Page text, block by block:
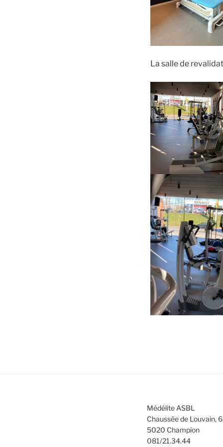
La salle de
Médélite ASBL
Chaussée de Louvain,
5020 Champion
081/21.34.44